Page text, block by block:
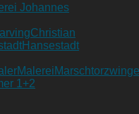
Johannes
Christian
Hansestadt
Malerei
1+2